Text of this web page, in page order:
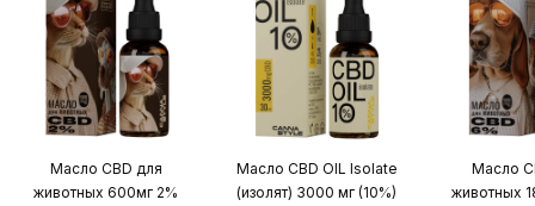
Масло CBD для
животных 600мг 2%
Масло CBD OIL Isolate
(изолят) 3000 мг (10%)
Масло
животных